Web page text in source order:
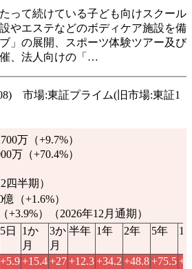
って続けている子ども向けスクール
やエステなどのボディケア施設を備
」の展開、スポーツ体験ツアー及び
、法人向けの「…
市場:東証プライム(旧市場:東証1
万（+9.7%）
万（+70.4%）
四半期）
億（+1.6%）
+3.9%）（2026年12月通期）
5日
1か
月
3か
月
半年 1年 2年 5年
+5.9+15.4+27+12.3+34.2 +48.8+75.5